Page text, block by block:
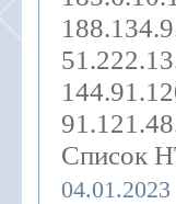
Список
04.01.2023